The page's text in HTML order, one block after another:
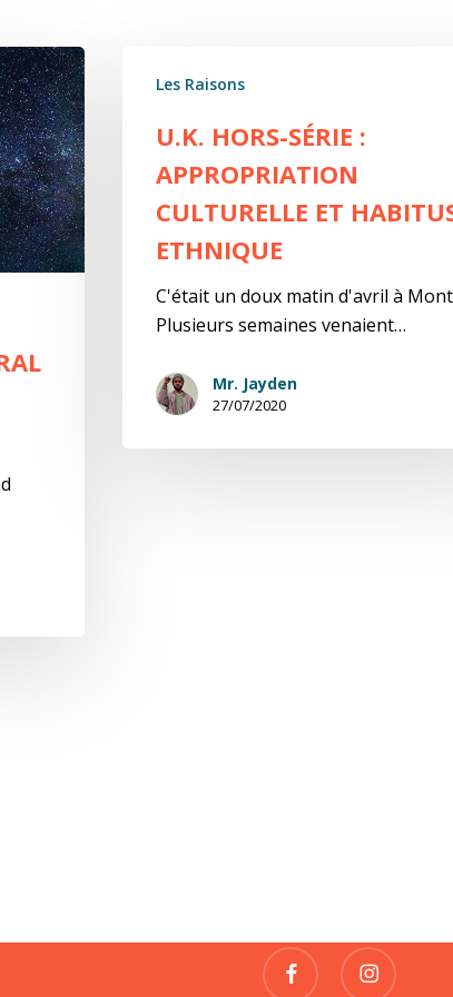
Hors-
appropriation
culturelle
habitus
ethnique
Les Raisons
U.K. HORS-SÉRIE :
APPROPRIATION
CULTURELLE ET
ETHNIQUE
C'était un doux matin d'avril à
Plusieurs semaines venaient…
Mr. Jayden
27/07/2020
facebook instagram